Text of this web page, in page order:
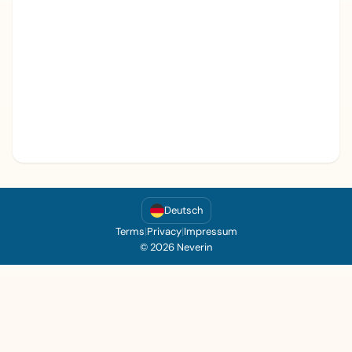
Deutsch
Terms|Privacy|Impressum
© 2026 Neverin